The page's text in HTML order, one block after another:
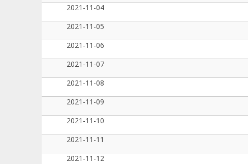
2021-11-04
2021-11-05
2021-11-06
2021-11-07
2021-11-08
2021-11-09
2021-11-10
2021-11-11
2021-11-12